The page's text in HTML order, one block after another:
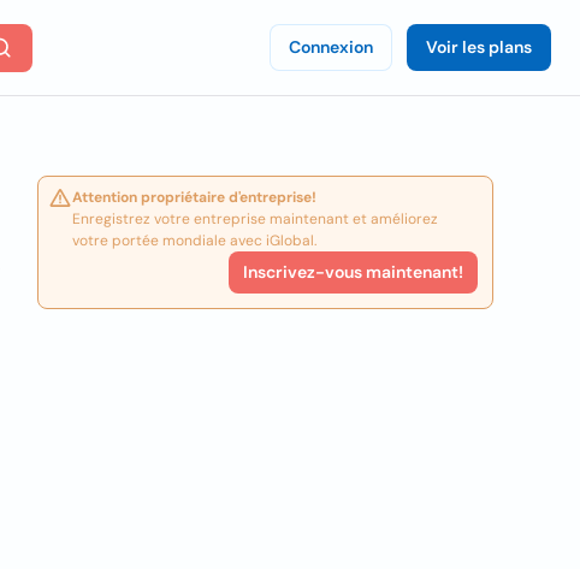
Connexion Voir les plans
Attention propriétaire d'entreprise!
Enregistrez votre entreprise maintenant et améliorez
votre portée mondiale avec iGlobal.
Inscrivez-vous maintenant!